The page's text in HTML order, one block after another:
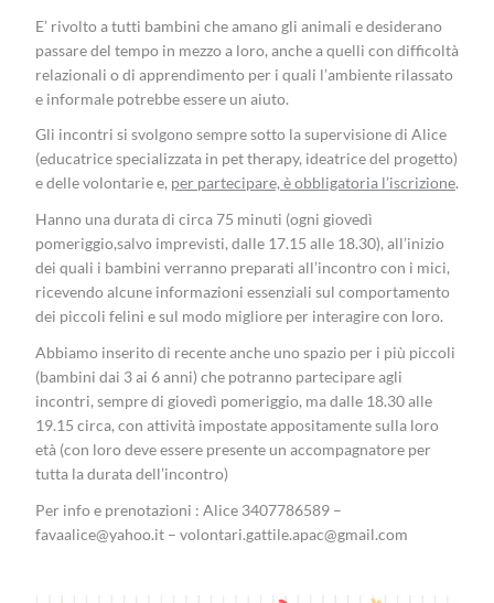
E’ rivolto a tutti bambini che amano gli animali e desiderano
passare del tempo in mezzo a loro, anche a quelli con difficoltà
relazionali o di apprendimento per i quali l’ambiente rilassato
e informale potrebbe essere un aiuto.
Gli incontri si svolgono sempre sotto la supervisione di Alice
(educatrice specializzata in pet therapy, ideatrice del progetto)
e delle volontarie e, per partecipare, è obbligatoria l’iscrizione.
Hanno una durata di circa 75 minuti (ogni giovedì
pomeriggio,salvo imprevisti, dalle 17.15 alle 18.30), all’inizio
dei quali i bambini verranno preparati all’incontro con i mici,
ricevendo alcune informazioni essenziali sul comportamento
dei piccoli felini e sul modo migliore per interagire con loro.
Abbiamo inserito di recente anche uno spazio per i più piccoli
(bambini dai 3 ai 6 anni) che potranno partecipare agli
incontri, sempre di giovedì pomeriggio, ma dalle 18.30 alle
19.15 circa, con attività impostate appositamente sulla loro
età (con loro deve essere presente un accompagnatore per
tutta la durata dell’incontro)
Per info e prenotazioni : Alice 3407786589 –
favaalice@yahoo.it – volontari.gattile.apac@gmail.com